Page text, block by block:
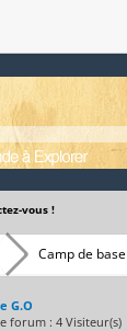
vous !
Camp de base
G.O
forum : 4 Visiteur(s)